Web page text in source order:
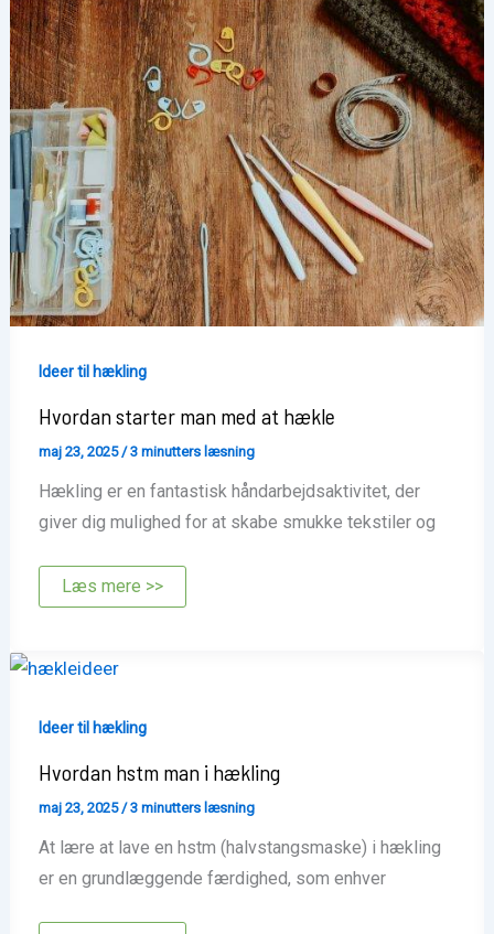
Ideer til hækling
Hvordan starter man med at hækle
maj 23, 2025 /3 minutters læsning
Hækling er en fantastisk håndarbejdsaktivitet, der
giver dig mulighed for at skabe smukke tekstiler og
Hvordan
starter
hækle
Læs mere >>
Ideer til hækling
Hvordan hstm man i hækling
maj 23, 2025 /3 minutters læsning
At lære at lave en hstm (halvstangsmaske) i hækling
er en grundlæggende færdighed, som enhver